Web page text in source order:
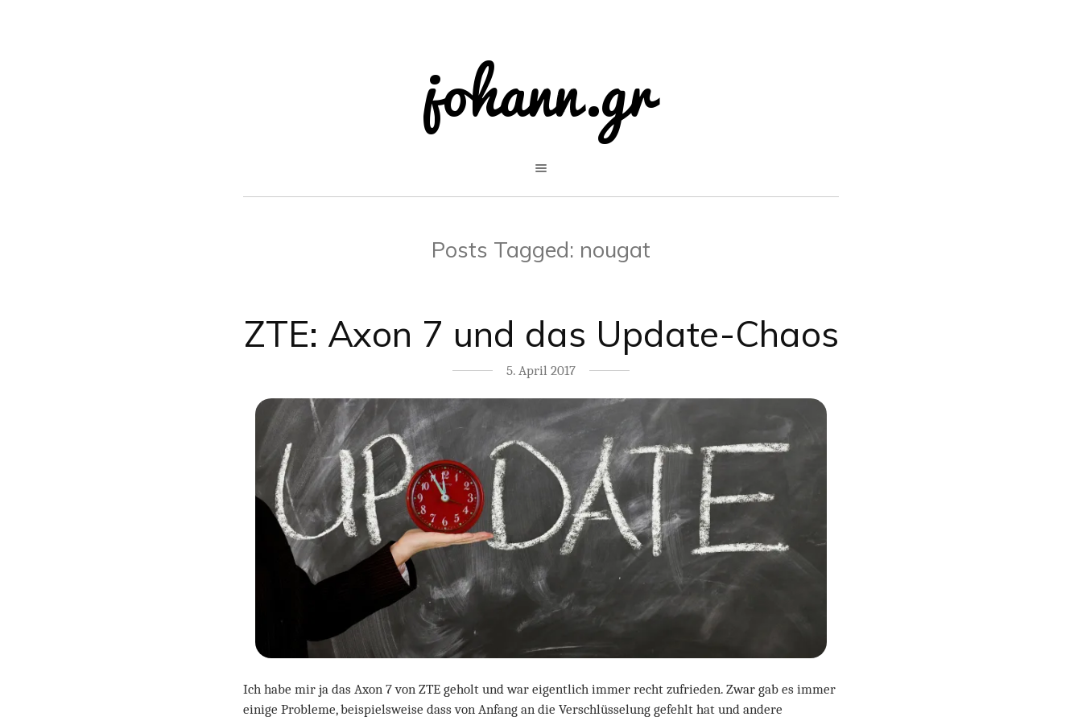
Posts Tagged: nougat
ZTE: Axon 7 und das Update-Chaos
5. April 2017
Ich habe mir ja das Axon 7 von ZTE geholt und war eigentlich immer recht zufrieden. Zwar gab es immer
einige Probleme, beispielsweise dass von Anfang an die Verschlüsselung gefehlt hat und andere